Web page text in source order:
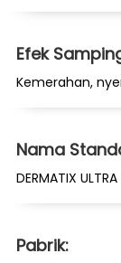
Efek
Kemerahan,
Nama
DERMATIX
Pabrik: